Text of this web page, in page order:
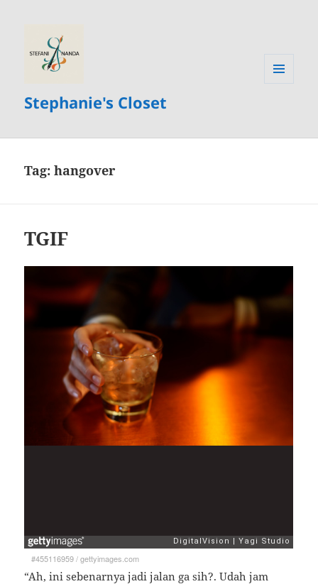
Stephanie's Closet
Tag:hangover
TGIF
#455116959/gettyimages.com
“Ah, ini sebenarnya jadi jalan ga sih?. Udah jam